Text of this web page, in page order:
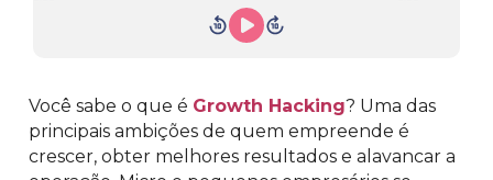
Você sabe o que é Growth Hacking? Uma das
principais ambições de quem empreende é
crescer, obter melhores resultados e alavancar a